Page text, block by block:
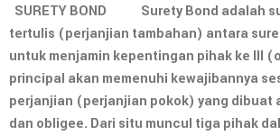
SURETY BOND Surety Bond adalah
tertulis (perjanjian tambahan) antara
untuk menjamin kepentingan pihak ke III
principal akan memenuhi kewajibannya
perjanjian (perjanjian pokok) yang dibuat
dan obligee. Dari situ muncul tiga pihak